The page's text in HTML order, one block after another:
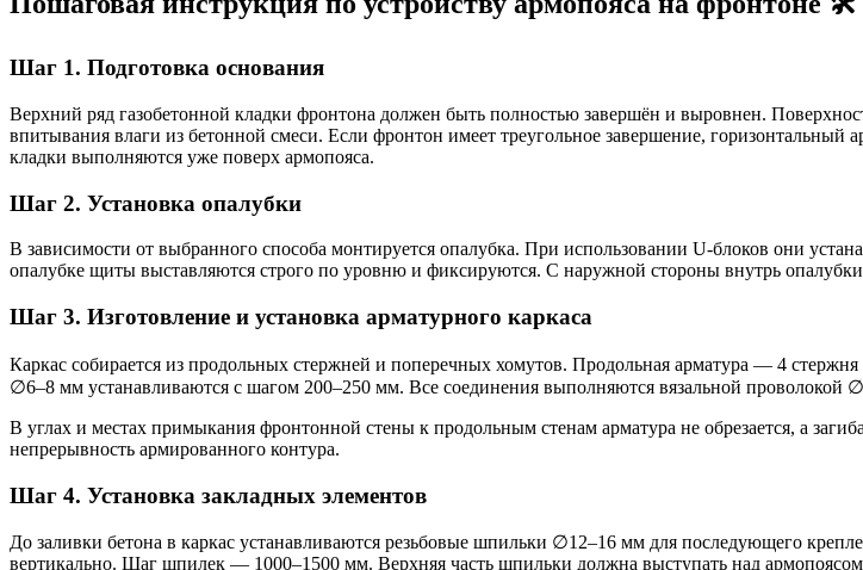
Шаг 1. Подготовка основания
Верхний ряд газобетонной кладки фронтона должен быть полностью завершён и выровнен.
впитывания влаги из бетонной смеси. Если фронтон имеет треугольное завершение,
кладки выполняются уже поверх армопояса.
Шаг 2. Установка опалубки
В зависимости от выбранного способа монтируется опалубка. При использовании U-блоков они
опалубке щиты выставляются строго по уровню и фиксируются. С наружной стороны внутрь
Шаг 3. Изготовление и установка арматурного каркаса
Каркас собирается из продольных стержней и поперечных хомутов. Продольная арматура — 4
∅6–8 мм устанавливаются с шагом 200–250 мм. Все соединения выполняются вязальной проволокой
В углах и местах примыкания фронтонной стены к продольным стенам арматура не обрезается, а
непрерывность армированного контура.
Шаг 4. Установка закладных элементов
До заливки бетона в каркас устанавливаются резьбовые шпильки ∅12–16 мм для последующего
вертикально. Шаг шпилек — 1000–1500 мм. Верхняя часть шпильки должна выступать над